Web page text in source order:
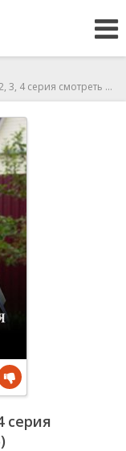
онлайн (сериал 2025)
серия